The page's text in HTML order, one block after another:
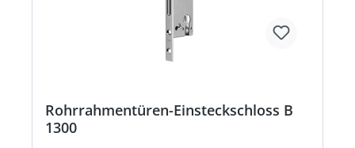
Rohrrahmentüren-Einsteckschloss B
1300